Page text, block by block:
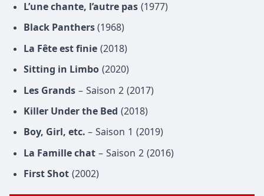
L’une chante, l’autre pas (1977)
Black Panthers (1968)
La Fête est finie (2018)
Sitting in Limbo (2020)
Les Grands – Saison 2 (2017)
Killer Under the Bed (2018)
Boy, Girl, etc. – Saison 1 (2019)
La Famille chat – Saison 2 (2016)
First Shot (2002)